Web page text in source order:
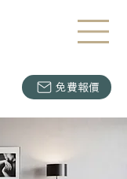
免費報價